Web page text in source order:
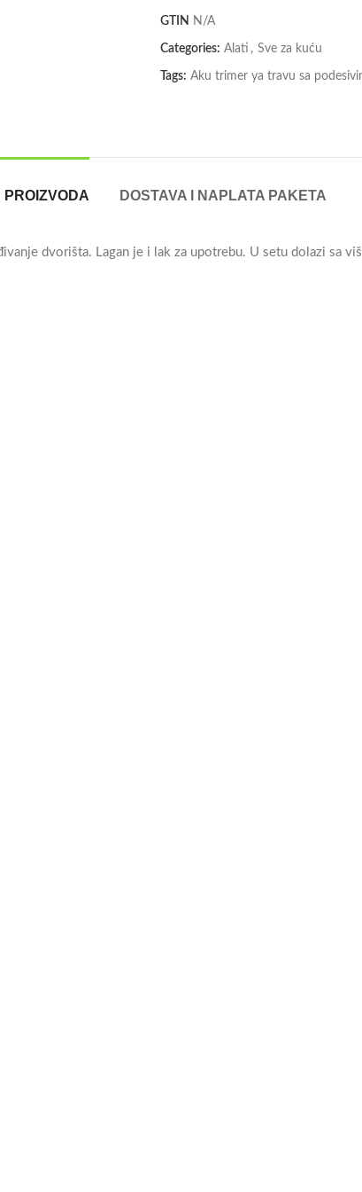
GTIN N/A
Categories: Alati , Sve za kuću
Tags: Aku trimer ya travu sa
PROIZVODA DOSTAVA I NAPLATA PAKETA
dvorišta. Lagan je i lak za upotrebu. U setu dolazi sa